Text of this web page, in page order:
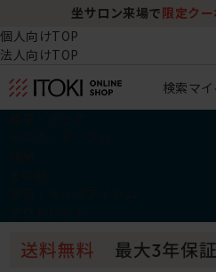
坐サロン来場で 限定ク
個人向けTOP
法人向けTOP
検索マ